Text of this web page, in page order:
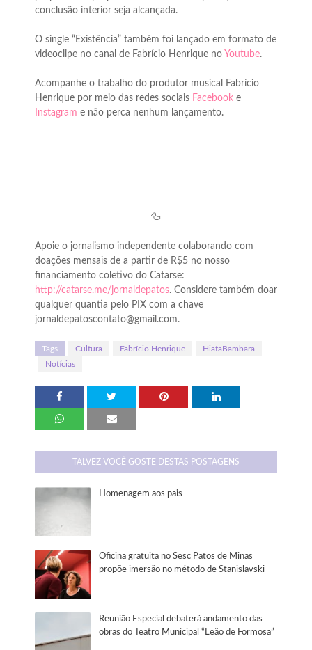
conclusão interior seja alcançada.
O single “Existência” também foi lançado em formato de
videoclipe no canal de Fabrício Henrique no Youtube.
Acompanhe o trabalho do produtor musical Fabrício
Henrique por meio das redes sociais Facebook e
Instagram e não perca nenhum lançamento.
🦆
Apoie o jornalismo independente colaborando com
doações mensais de a partir de R$5 no nosso
financiamento coletivo do Catarse:
http://catarse.me/jornaldepatos. Considere também doar
qualquer quantia pelo PIX com a chave
jornaldepatoscontato@gmail.com.
Tags Cultura Fabrício Henrique
HiataBambara
Notícias
TALVEZ VOCÊ GOSTE DESTAS POSTAGENS
Homenagem aos pais
Oficina gratuita no Sesc Patos de Minas
propõe imersão no método de Stanislavski
Reunião Especial debaterá andamento das
obras do Teatro Municipal “Leão de Formosa”